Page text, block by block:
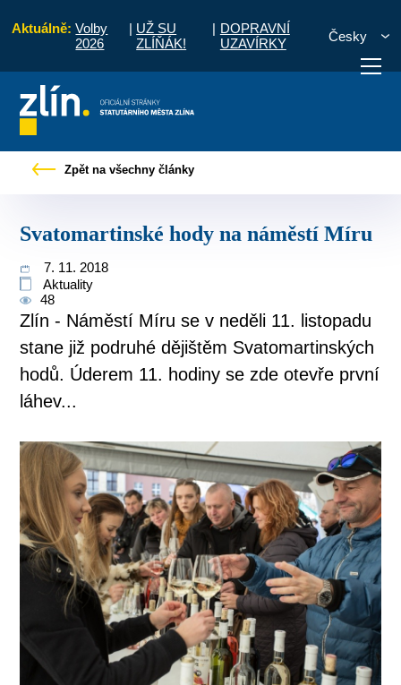
Aktuálně: Volby
2026
| UŽ SU
ZLÍŇÁK!
| DOPRAVNÍ
UZAVÍRKY
Česky
vyřídit Potřebuji zaplatit
Zpět na všechny články
Svatomartinské hody na náměstí Míru
7. 11. 2018
Aktuality
48
Zlín - Náměstí Míru se v neděli 11. listopadu
stane již podruhé dějištěm Svatomartinských
hodů. Úderem 11. hodiny se zde otevře první
láhev...